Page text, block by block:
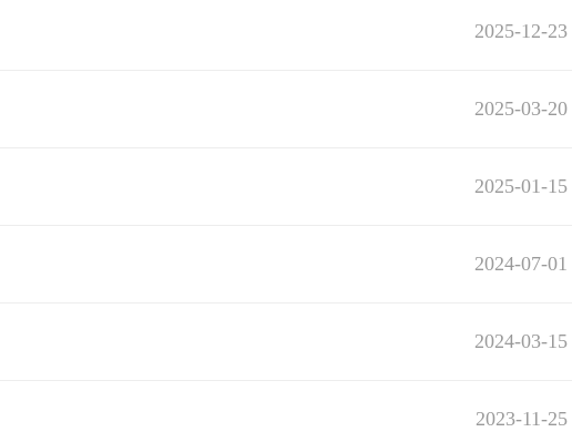
2025-12-23
2025-03-20
2025-01-15
2024-07-01
2024-03-15
2023-11-25